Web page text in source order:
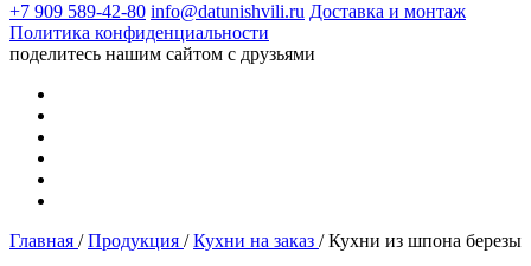
+7 909 589-42-80 info@datunishvili.ru Доставка и монтаж
Политика конфиденциальности
поделитесь нашим сайтом с друзьями
Главная /Продукция /Кухни на заказ /Кухни из шпона березы